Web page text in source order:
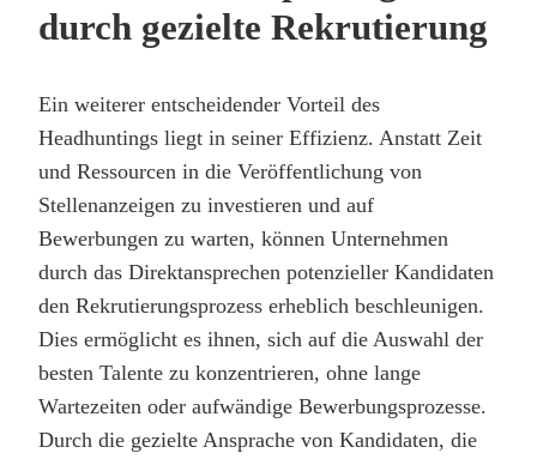
durch gezielte Rekrutierung
Ein weiterer entscheidender Vorteil des
Headhuntings liegt in seiner Effizienz. Anstatt Zeit
und Ressourcen in die Veröffentlichung von
Stellenanzeigen zu investieren und auf
Bewerbungen zu warten, können Unternehmen
durch das Direktansprechen potenzieller Kandidaten
den Rekrutierungsprozess erheblich beschleunigen.
Dies ermöglicht es ihnen, sich auf die Auswahl der
besten Talente zu konzentrieren, ohne lange
Wartezeiten oder aufwändige Bewerbungsprozesse.
Durch die gezielte Ansprache von Kandidaten, die